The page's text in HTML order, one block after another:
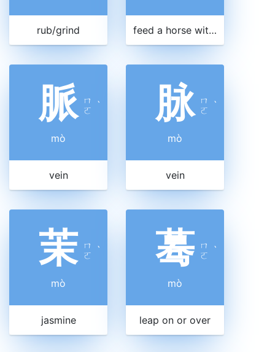
rub/grind feed a horse with grain
脈 ㄇ
ㄛ ˋ
mò
vein
脉 ㄇ
ㄛ ˋ
mò
vein
茉 ㄇ
ㄛ ˋ
mò
jasmine
蓦 ㄇ
ㄛ ˋ
mò
leap on or over